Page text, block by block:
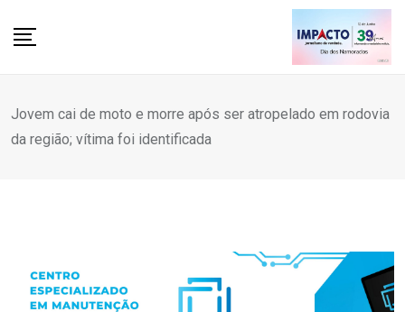
Jovem cai de moto e morre após ser atropelado em rodovia
da região; vítima foi identificada